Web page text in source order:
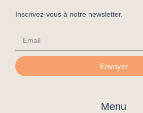
Inscrivez-vous à notre newsletter.
Envoyer
Menu